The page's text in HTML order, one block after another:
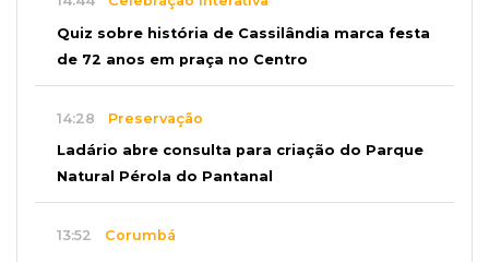
Quiz sobre história de Cassilândia marca festa
de 72 anos em praça no Centro
14:28 Preservação
Ladário abre consulta para criação do Parque
Natural Pérola do Pantanal
13:52 Corumbá